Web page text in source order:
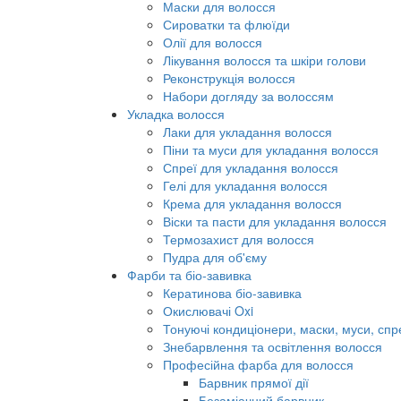
Маски для волосся
Сироватки та флюїди
Олії для волосся
Лікування волосся та шкіри голови
Реконструкція волосся
Набори догляду за волоссям
Укладка волосся
Лаки для укладання волосся
Піни та муси для укладання волосся
Спреї для укладання волосся
Гелі для укладання волосся
Крема для укладання волосся
Віски та пасти для укладання волосся
Термозахист для волосся
Пудра для об'єму
Фарби та біо-завивка
Кератинова біо-завивка
Окислювачі Oxi
Тонуючі кондиціонери, маски, муси,
Знебарвлення та освітлення волосся
Професійна фарба для волосся
Барвник прямої дії